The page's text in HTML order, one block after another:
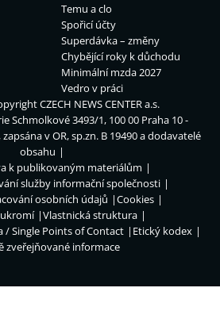
Temu a clo
Spořicí účty
Superdávka – změny
Chybějící roky k důchodu
Minimální mzda 2027
Vedro v práci
CZECH NEWS CENTER a.s.
Schmolkové 3493/1, 100 00 Praha 10 -
v OR, sp.zn. B 19490 a dodavatelé
obsahu
k publikovaným materiálům
služby informační společnosti
osobních údajů
Cookies
Vlastnická struktura
Single Points of Contact
Etický kodex
zveřejňované informace